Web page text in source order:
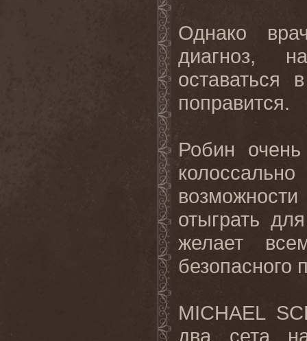
Однако
диагноз,
оставаться
поправится.
Робин
отыграть
желает
безопасного
MICHAEL
два сета